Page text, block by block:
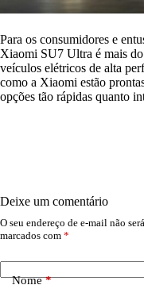
Para os consumidores e
Xiaomi SU7 Ultra é mais
veículos elétricos de alta
como a Xiaomi estão
opções tão rápidas quanto
Deixe um comentário
O seu endereço de e-mail não
marcados com *
Nome*